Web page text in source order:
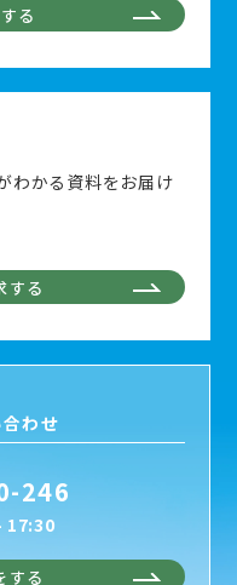
る
わかる資料をお届け
する
わせ
246
17:30
する